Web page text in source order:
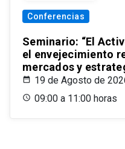
Conferencias
Seminario: “El
el envejecimiento
mercados y
19 de Agosto de
09:00 a 11:00 horas